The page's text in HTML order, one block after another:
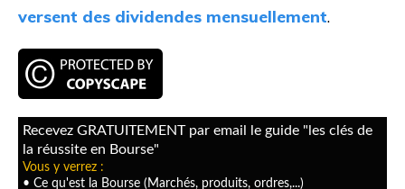
versent des dividendes mensuellement.